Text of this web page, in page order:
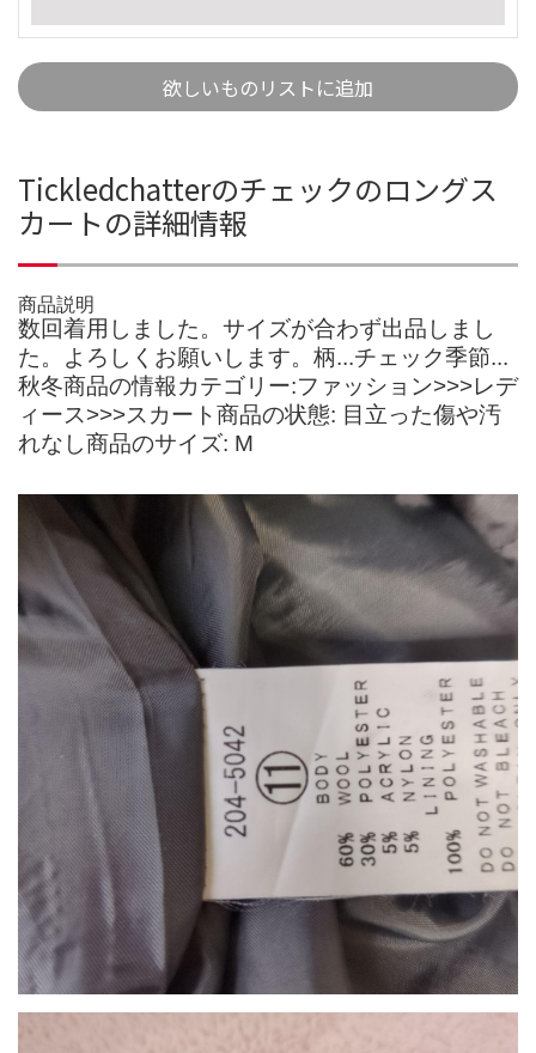
欲しいものリストに追加
Tickledchatterのチェックのロングス
カートの詳細情報
商品説明
数回着用しました。サイズが合わず出品しまし
た。よろしくお願いします。柄...チェック季節...
秋冬商品の情報カテゴリー:ファッション>>>レデ
ィース>>>スカート商品の状態: 目立った傷や汚
れなし商品のサイズ: M